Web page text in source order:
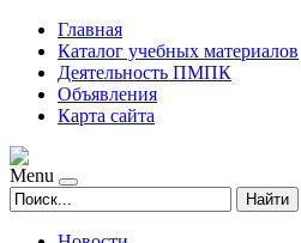
Главная
Каталог учебных материалов
Деятельность ПМПК
Объявления
Карта сайта
Menu
Найти